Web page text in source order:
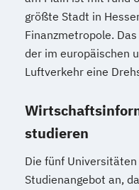
größte Stadt in
Finanzmetropole.
der im europäischen
Luftverkehr eine
studieren
Die fünf
Studienangebot an,